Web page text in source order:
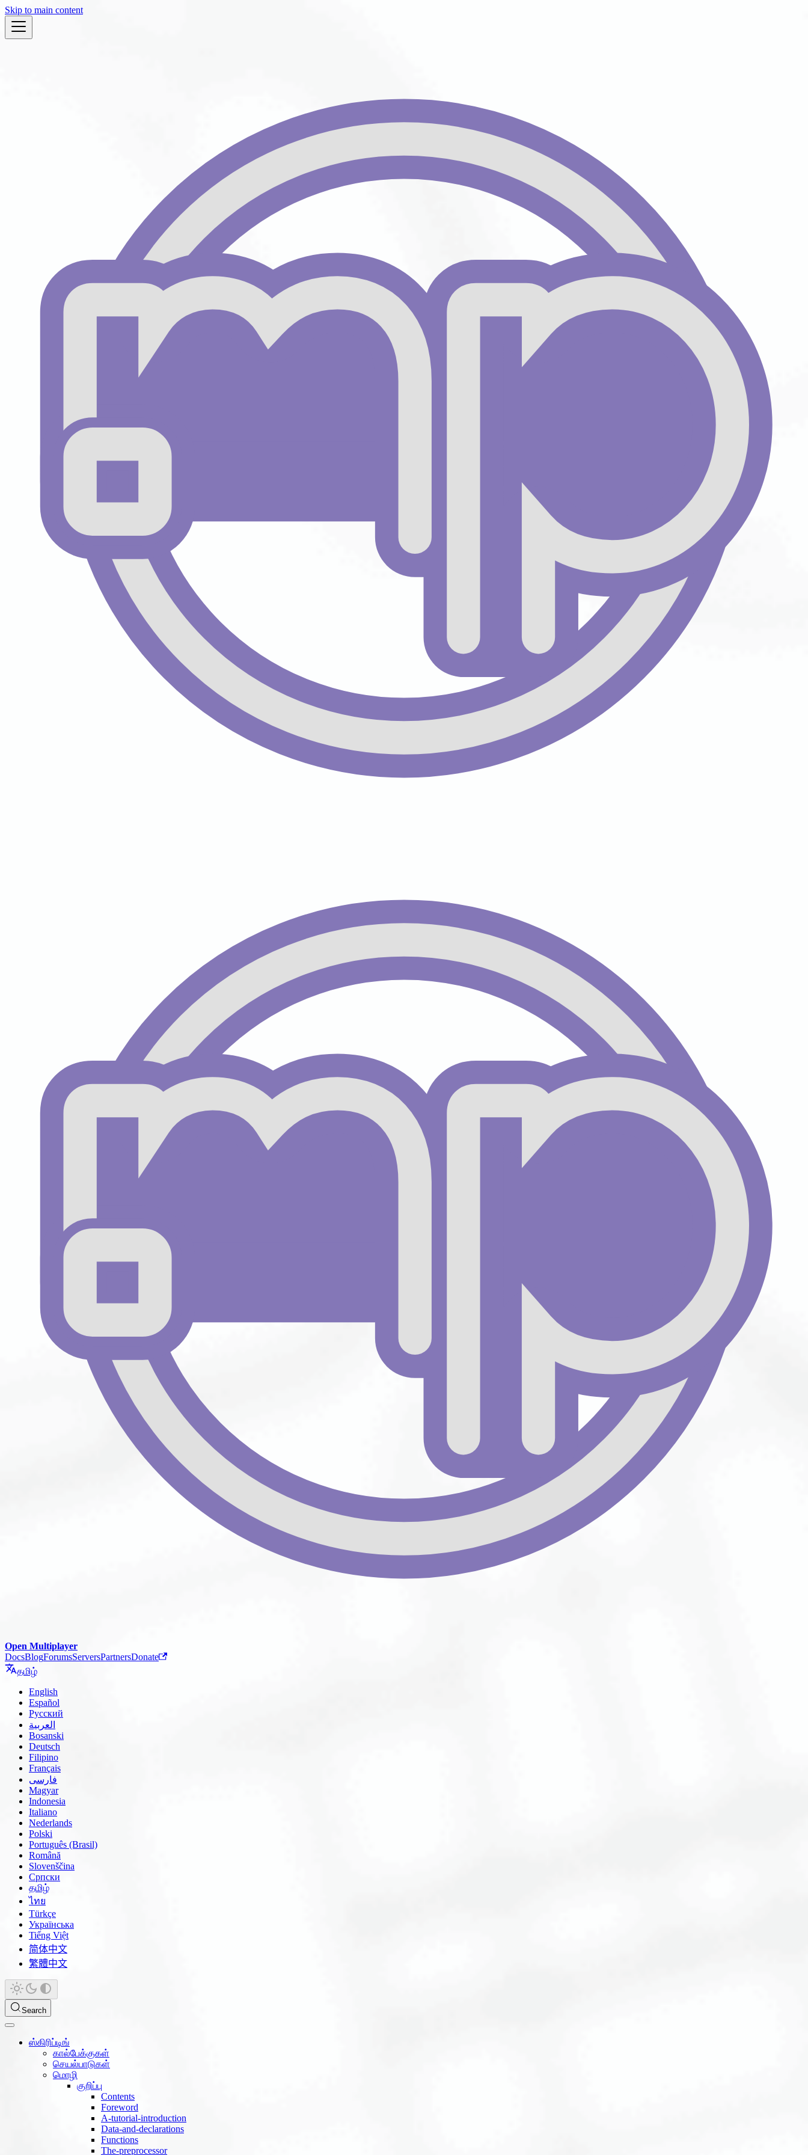
Skip to main content
Open Multiplayer
DocsBlogForumsServersPartnersDonate
தமிழ்
English
Español
Русский
العربية
Bosanski
Deutsch
Filipino
Français
فارسی
Magyar
Indonesia
Italiano
Nederlands
Polski
Português (Brasil)
Română
Slovenščina
Српски
தமிழ்
ไทย
Türkçe
Українська
Tiếng Việt
简体中文
繁體中文
Search
ஸ்கிரிப்டிங்
கால்பேக்குகள்
செயல்பாடுகள்
மொழி
குறிப்பு
Contents
Foreword
A-tutorial-introduction
Data-and-declarations
Functions
The-preprocessor